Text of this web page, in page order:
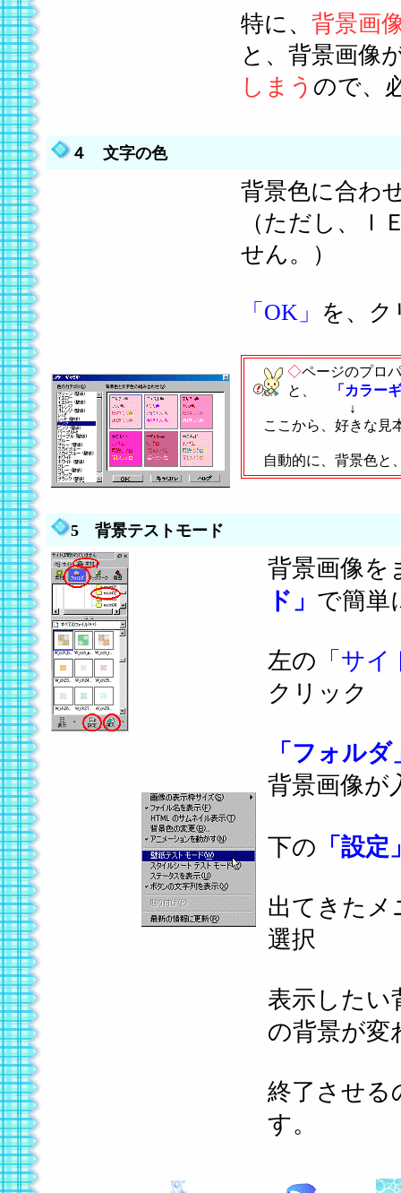
特に、 背景画
と、背景画像
しまう ので、
４ 文字の色
背景色に合わ
（ただし、Ｉ
せん。）
「OK」
を、ク
◇ページのプロ
と、
「カラー
↓
ここから、好きな見
自動的に、背景色と
5 背景テストモード
背景画像を
ド」 で簡単
左の 「サ
クリック
「フォルダ
背景画像が
下の 「設定
出てきたメ
選択
表示したい
の背景が変
終了させる
す。